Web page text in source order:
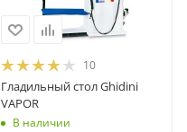
10
Гладильный стол Ghidini
VAPOR
В наличии